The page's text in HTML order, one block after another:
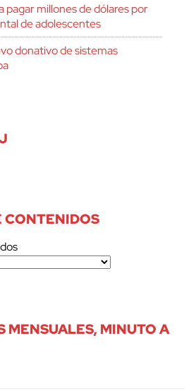
pagar millones de dólares por
de adolescentes
donativo de sistemas
CONTENIDOS
MENSUALES, MINUTO A